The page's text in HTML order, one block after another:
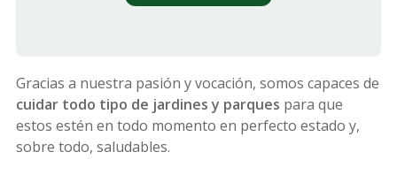
Gracias a nuestra pasión y vocación, somos capaces de
cuidar todo tipo de jardines y parques para que
estos estén en todo momento en perfecto estado y,
sobre todo, saludables.